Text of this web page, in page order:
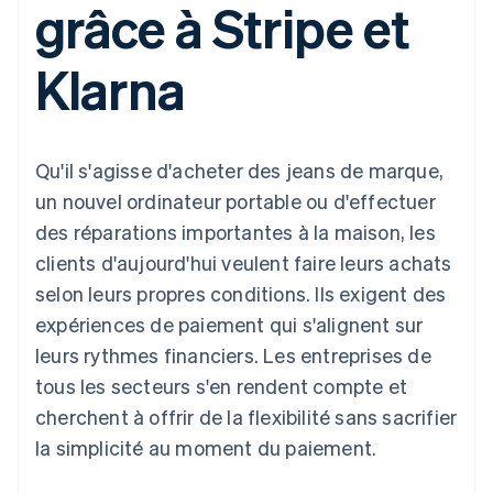
Moyens de
paiement
Accès à plus
de 125
Terminal
Authorization
Acceptation
optimisée
Paiements
accélérés
Connections
Comptes
financiers
associés
Recognition
Comptabilité
automatisée
des données
intégrables
l’application
Marketplaces
Gestion financière
SaaS
Par secteur
Entreprises d'IA
Économie des
créateurs
Jeux
Hôtellerie, voyages et
loisirs
Assurance
Médias et
divertissements
Organisations à but
non lucratif
Services aux
Gérer des
abonnements
Proposer une
Émettre des cartes
bancaires adossées à
services avec des
agents
Intégrations
d'applications
Exemples de code
Blog des développeurs
État de l'API
Entreprise
Sessions : conférence
annuelle
presse
Stripe Press
Contact
Contacter notre équipe
Devenir partenaire
grâce à Stripe et
Klarna
Qu'il s'agisse d'acheter des jeans de marque,
un nouvel ordinateur portable ou d'effectuer
des réparations importantes à la maison, les
clients d'aujourd'hui veulent faire leurs achats
selon leurs propres conditions. Ils exigent des
expériences de paiement qui s'alignent sur
leurs rythmes financiers. Les entreprises de
tous les secteurs s'en rendent compte et
cherchent à offrir de la flexibilité sans sacrifier
la simplicité au moment du paiement.